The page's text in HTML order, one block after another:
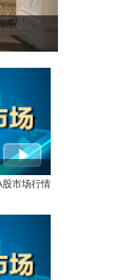
市场行情